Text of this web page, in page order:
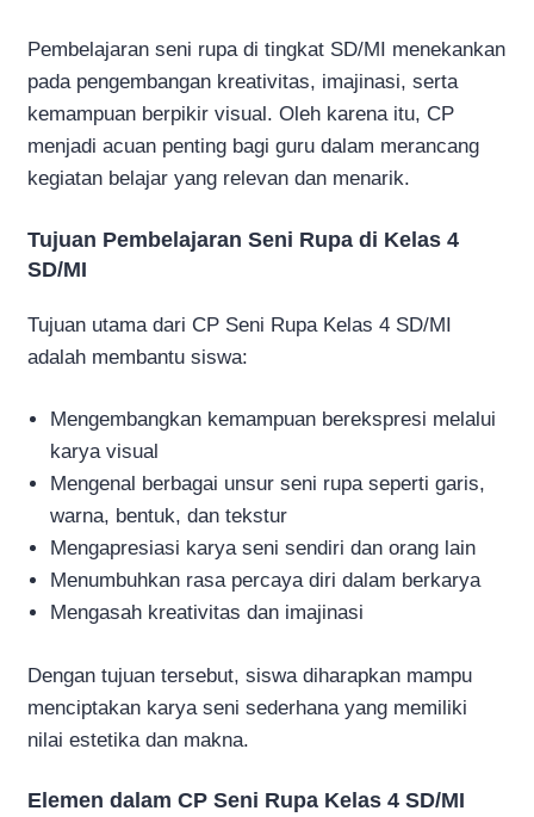
Pembelajaran seni rupa di tingkat SD/MI menekankan
pada pengembangan kreativitas, imajinasi, serta
kemampuan berpikir visual. Oleh karena itu, CP
menjadi acuan penting bagi guru dalam merancang
kegiatan belajar yang relevan dan menarik.
Tujuan Pembelajaran Seni Rupa di Kelas 4
SD/MI
Tujuan utama dari CP Seni Rupa Kelas 4 SD/MI
adalah membantu siswa:
Mengembangkan kemampuan berekspresi melalui
karya visual
Mengenal berbagai unsur seni rupa seperti garis,
warna, bentuk, dan tekstur
Mengapresiasi karya seni sendiri dan orang lain
Menumbuhkan rasa percaya diri dalam berkarya
Mengasah kreativitas dan imajinasi
Dengan tujuan tersebut, siswa diharapkan mampu
menciptakan karya seni sederhana yang memiliki
nilai estetika dan makna.
Elemen dalam CP Seni Rupa Kelas 4 SD/MI